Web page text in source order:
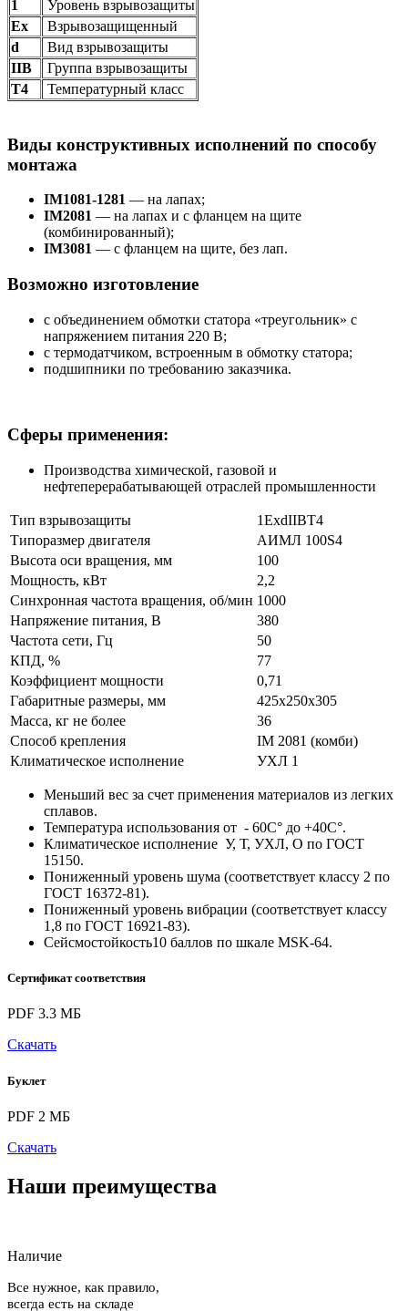
1
Уровень взрывозащиты
Ех
Взрывозащищенный
d
Вид взрывозащиты
IIB
Группа взрывозащиты
Т4
Температурный класс
Виды конструктивных исполнений по способу
монтажа
IM1081-1281 — на лапах;
IM2081 — на лапах и с фланцем на щите
(комбинированный);
IM3081 — с фланцем на щите, без лап.
Возможно изготовление
с объединением обмотки статора «треугольник» с
напряжением питания 220 В;
с термодатчиком, встроенным в обмотку статора;
подшипники по требованию заказчика.
Сферы применения:
Производства химической, газовой и
нефтеперерабатывающей отраслей промышленности
Тип взрывозащиты
1ExdIIBT4
Типоразмер двигателя
АИМЛ 100S4
Высота оси вращения, мм
100
Мощность, кВт
2,2
Синхронная частота вращения, об/мин 1000
Напряжение питания, В
380
Частота сети, Гц
50
КПД, %
77
Коэффициент мощности
0,71
Габаритные размеры, мм
425х250х305
Масса, кг не более
36
Способ крепления
IM 2081 (комби)
Климатическое исполнение
УХЛ 1
Меньший вес за счет применения материалов из легких
сплавов.
Температура использования от - 60С° до +40С°.
Климатическое исполнение У, Т, УХЛ, О по ГОСТ
15150.
Пониженный уровень шума (соответствует классу 2 по
ГОСТ 16372-81).
Пониженный уровень вибрации (соответствует классу
1,8 по ГОСТ 16921-83).
Сейсмостойкость10 баллов по шкале MSK-64.
Сертификат соответствия
PDF 3.3 МБ
Скачать
Буклет
PDF 2 МБ
Скачать
Наши преимущества
Наличие
Все нужное, как правило,
всегда есть на складе